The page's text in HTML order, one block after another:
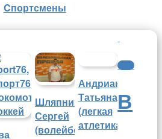
Cпортсмены
Шляпников
Сергей
(волейбол)
Андрианова
Татьяна
(легкая
атлетика)
Фото
В